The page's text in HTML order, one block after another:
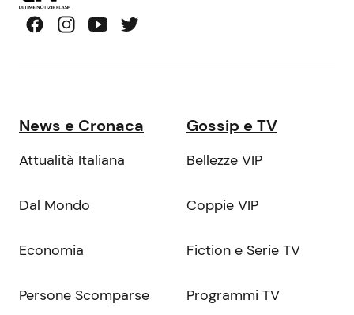
News e Cronaca
Attualità Italiana
Dal Mondo
Economia
Persone Scomparse
Gossip e TV
Bellezze VIP
Coppie VIP
Fiction e Serie TV
Programmi TV